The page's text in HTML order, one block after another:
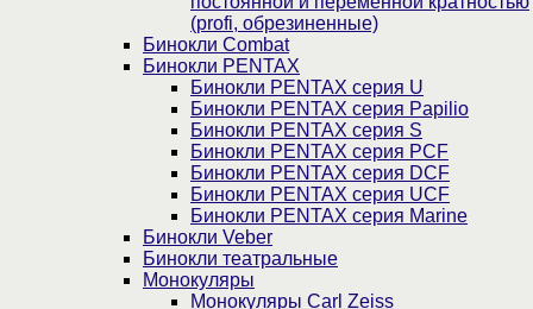
(profi, обрезиненные)
Бинокли Combat
Бинокли PENTAX
Бинокли PENTAX серия U
Бинокли PENTAX серия Papilio
Бинокли PENTAX серия S
Бинокли PENTAX серия PCF
Бинокли PENTAX серия DCF
Бинокли PENTAX серия UCF
Бинокли PENTAX серия Marine
Бинокли Veber
Бинокли театральные
Монокуляры
Монокуляры Carl Zeiss